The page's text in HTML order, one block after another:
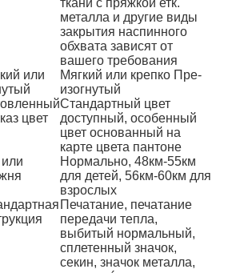
ткани с пряжкой етк.
металла и другие виды
закрытия наспинного
обхвата зависят от
вашего требования
или
Мягкий или крепко Пре-
изогнутый
цвет
Стандартный цвет
доступный, особенный
цвет основанный на
карте цвета пантоне
Нормально, 48км-55км
для детей, 56км-60км для
взрослых
Печатание, печатание
передачи тепла,
выбитый нормальный,
сплетенный значок,
секин, значок металла,